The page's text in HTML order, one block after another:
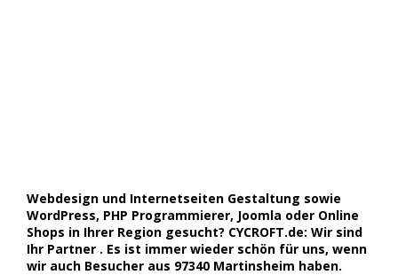
Webdesign und Internetseiten Gestaltung sowie
WordPress, PHP Programmierer, Joomla oder Online
Shops in Ihrer Region gesucht? CYCROFT.de: Wir sind
Ihr Partner . Es ist immer wieder schön für uns, wenn
wir auch Besucher aus 97340 Martinsheim haben.